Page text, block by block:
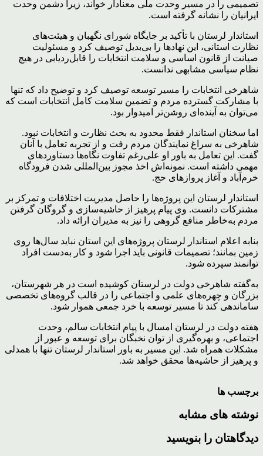
تصمیمی را در مسیر وحدت ملی معنادار خواند، زیرا دشمن وحدت
ایرانیان را نشانه گرفته است.
استاندار لرستان با تأکید بر جایگاه شورای نگهبان و هیئت‌های
نظارت استانی، این نهادها را بی‌بدیل توصیف کرد و مسئولیت
صیانت از قانون اساسی و سلامت انتخابات را قابل‌ردیابی در هیچ
نظام سیاسی مشابهی ندانست.
شاهرخی انتخابات را مسیر توسعه توصیف کرد و توضیح داد که تنها
با مشارکت گسترده مردم و تضمین سلامت کامل انتخابات است که
می‌توان به آینده‌ای روشن‌تر امیدوار بود.
اما سخنان استاندار فقط محدود به بحث نظارت و انتخابات نبود.
شاهرخی به سراغ نمایندگان مردم رفت و از تجربه تعامل با آنان
گفت. این تعامل به باور او علی‌رغم تفاوت نگاه‌ها دستاوردهای
مهمی داشته است. نمونه‌اش اخذ مجوز بین‌المللی شدن فرودگاه
خرم‌آباد و آغاز پروازهای حج.
استاندار لرستان این پروژه‌ها را حاصل مدیریت اختلافات و تمرکز بر
مشترکات دانست. وی پیام پرهیز از حاشیه‌سازی و گروگان گرفتن
مردم به‌خاطر منافع گروهی را نیز به مدیران ارائه داد.
بنابه اعلام استاندار لرستان پروژه‌های این استان نباید سال‌ها روی
زمین بمانند؛ تصمیمات قانونی باید اجرا شود و کار به‌دست افراد
توانمند سپرده شود.
به‌گفته شاهرخی دولت در لرستان کوشیده است در هر شهرستان،
بزرگان و چهره‌های علمی و اجتماعی را در قالب گروه‌های تخصصی
ساماندهی کند تا مسیر توسعه با خرد جمعی هموار شود.
هفته دولت در لرستان امسال با پیام انتخابات سالم، وحدت
اجتماعی، و بهره‌گیری از توان نخبگان برای توسعه و عبور از
مشکلات همراه شد. این مسیر به باور استاندار لرستان تنها با همدلی
و پرهیز از حاشیه‌ها محقق خواهد شد.
برچسب ها
نوشته های مشابه
دیدگاهتان را بنویسید